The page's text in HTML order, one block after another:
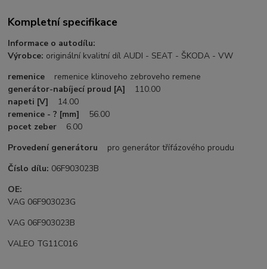
Kompletní specifikace
Informace o autodílu:
Výrobce: originální kvalitní díl AUDI - SEAT - ŠKODA - VW
remenice remenice klinoveho zebroveho remene
generátor-nabíjecí proud [A] 110.00
napeti [V]
14.00
remenice - ? [mm]
56.00
pocet zeber 6.00
Provedení generátoru
pro generátor třífázového proudu
Číslo dílu: 06F903023B
OE:
VAG 06F903023G
VAG 06F903023B
VALEO TG11C016